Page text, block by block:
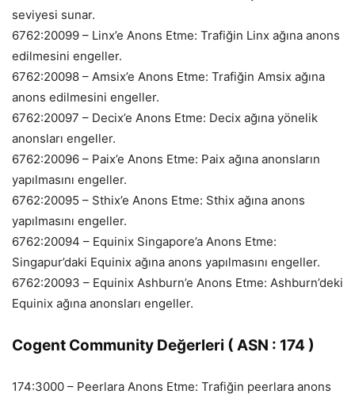
seviyesi sunar.
6762:20099 – Linx’e Anons Etme: Trafiğin Linx ağına anons
edilmesini engeller.
6762:20098 – Amsix’e Anons Etme: Trafiğin Amsix ağına
anons edilmesini engeller.
6762:20097 – Decix’e Anons Etme: Decix ağına yönelik
anonsları engeller.
6762:20096 – Paix’e Anons Etme: Paix ağına anonsların
yapılmasını engeller.
6762:20095 – Sthix’e Anons Etme: Sthix ağına anons
yapılmasını engeller.
6762:20094 – Equinix Singapore’a Anons Etme:
Singapur’daki Equinix ağına anons yapılmasını engeller.
6762:20093 – Equinix Ashburn’e Anons Etme: Ashburn’deki
Equinix ağına anonsları engeller.
Cogent Community Değerleri ( ASN : 174 )
174:3000 – Peerlara Anons Etme: Trafiğin peerlara anons